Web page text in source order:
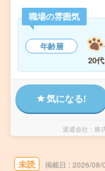
職場の雰囲気
年齢層
20代
気になる!
派遣会社 株
未読 掲載日 2026/08/